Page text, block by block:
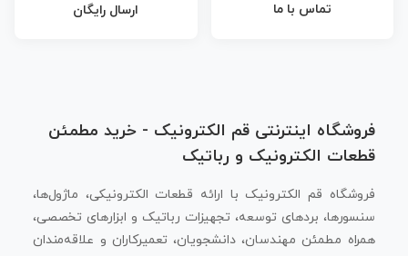
تماس با ما ارسال رایگان
فروشگاه اینترنتی قم الکترونیک - خرید مطمئن
قطعات الکترونیک و رباتیک
فروشگاه قم الکترونیک با ارائه قطعات الکترونیکی، ماژول‌ها،
سنسورها، بردهای توسعه، تجهیزات رباتیک و ابزارهای تخصصی،
همراه مطمئن مهندسان، دانشجویان، تعمیرکاران و علاقه‌مندان